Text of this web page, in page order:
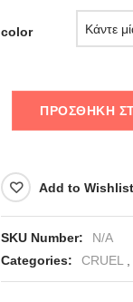
color
ΠΡΟΣΘΉΚΗ
Add to Wishlist
SKU Number:
N/A
Categories:
CRUEL